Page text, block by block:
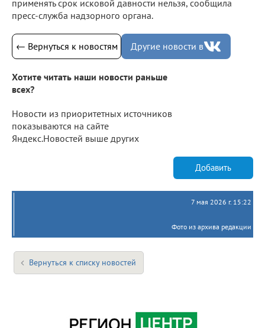
применять срок исковой давности нельзя, сообщила
пресс-служба надзорного органа.
← Вернуться к новостям Другие новости в
Хотите читать наши новости раньше
всех?
Новости из приоритетных источников
показываются на сайте
Яндекс.Новостей выше других
Добавить
7 мая 2026 г. 15:22
Фото из архива редакции
Вернуться к списку новостей